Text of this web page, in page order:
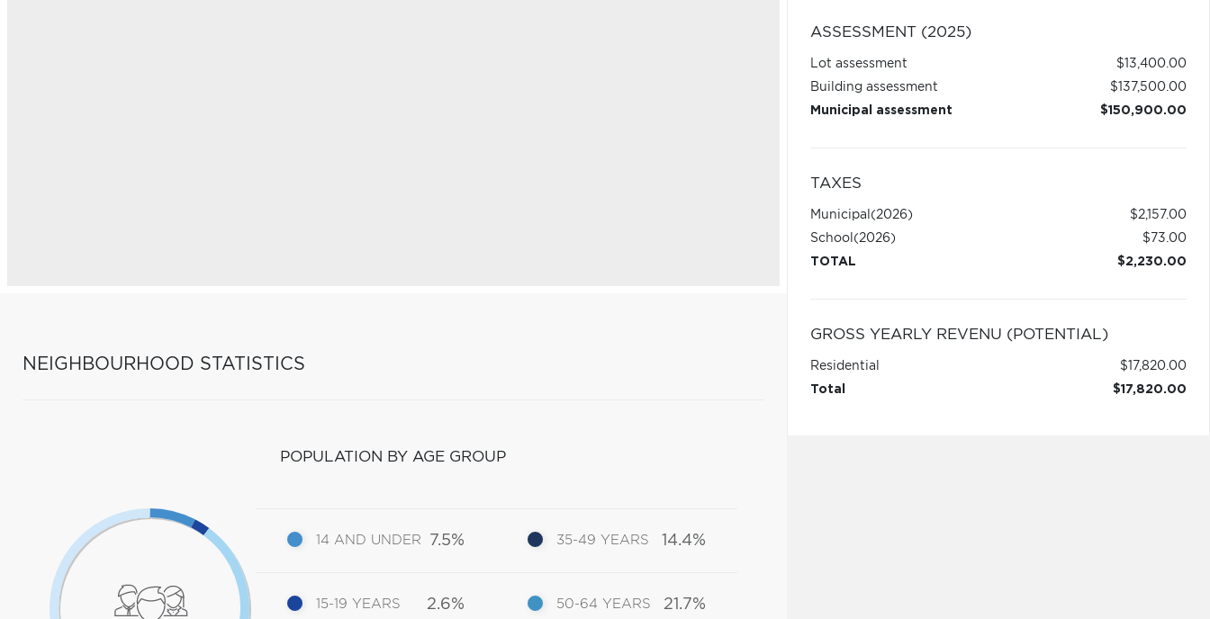
NEIGHBOURHOOD STATISTICS
POPULATION BY AGE GROUP
14 AND UNDER 7.5%
15-19 YEARS 2.6%
35-49 YEARS 14.4%
50-64 YEARS 21.7%
ASSESSMENT (2025)
Lot assessment
$13,400.00
Building assessment
$137,500.00
Municipal assessment
$150,900.00
TAXES
Municipal (2026)
$2,157.00
School (2026)
$73.00
TOTAL
$2,230.00
GROSS YEARLY REVENU (POTENTIAL)
Residential
$17,820.00
Total
$17,820.00